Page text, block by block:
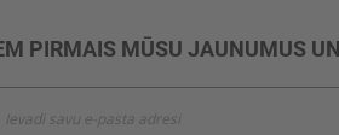
PIRMAIS MŪSU JAUNUMUS